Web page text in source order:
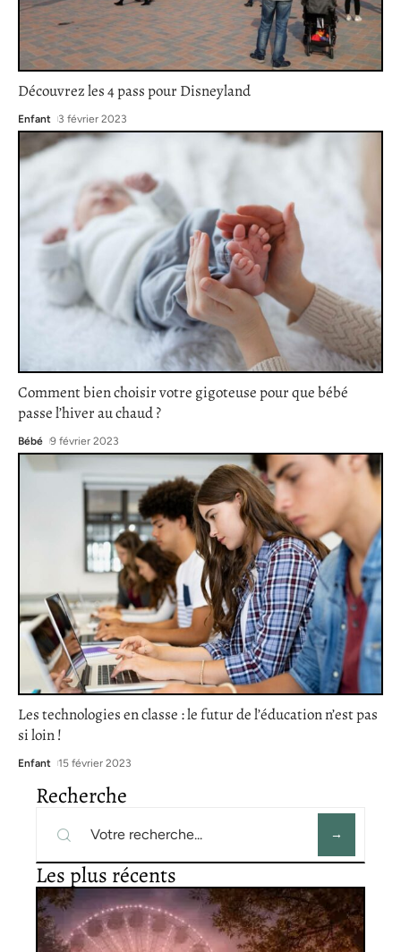
Découvrez les 4 pass pour Disneyland
Enfant 3 février 2023
Comment bien choisir votre gigoteuse pour que bébé
passe l’hiver au chaud ?
Bébé 9 février 2023
Les technologies en classe : le futur de l’éducation n’est pas
si loin !
Enfant 15 février 2023
Recherche
Les plus récents